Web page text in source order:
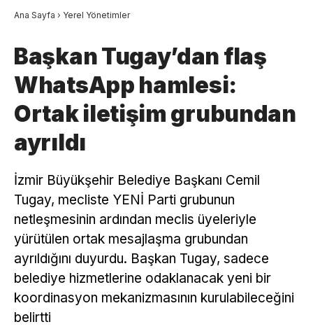
Ana Sayfa › Yerel Yönetimler
Başkan Tugay’dan flaş
WhatsApp hamlesi:
Ortak iletişim grubundan
ayrıldı
İzmir Büyükşehir Belediye Başkanı Cemil
Tugay, mecliste YENİ Parti grubunun
netleşmesinin ardından meclis üyeleriyle
yürütülen ortak mesajlaşma grubundan
ayrıldığını duyurdu. Başkan Tugay, sadece
belediye hizmetlerine odaklanacak yeni bir
koordinasyon mekanizmasının kurulabileceğini
belirtti